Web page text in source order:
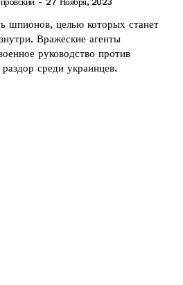
шпионов, целью которых станет
Вражеские агенты
руководство против
среди украинцев.